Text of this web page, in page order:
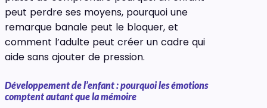
peut perdre ses moyens, pourquoi une
remarque banale peut le bloquer, et
comment l’adulte peut créer un cadre qui
aide sans ajouter de pression.
Développement de l’enfant : pourquoi les émotions
comptent autant que la mémoire